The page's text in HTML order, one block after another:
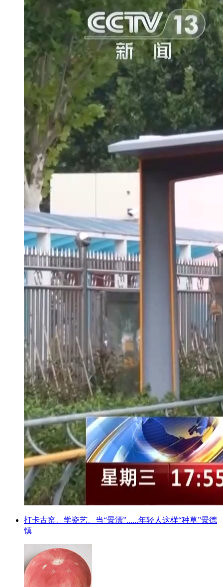
打卡古窑、学瓷艺、当“景漂”......年轻人这样“种草”景德
镇